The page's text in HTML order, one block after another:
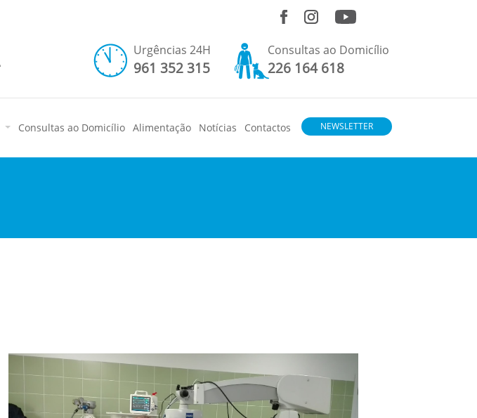
Urgências 24H
961 352 315
Consultas ao Domicílio
226 164 618
Consultas ao Domicílio Alimentação Notícias Contactos NEWSLETTER